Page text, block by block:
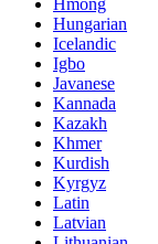
Hungarian
Icelandic
Igbo
Javanese
Kannada
Kazakh
Khmer
Kurdish
Kyrgyz
Latin
Latvian